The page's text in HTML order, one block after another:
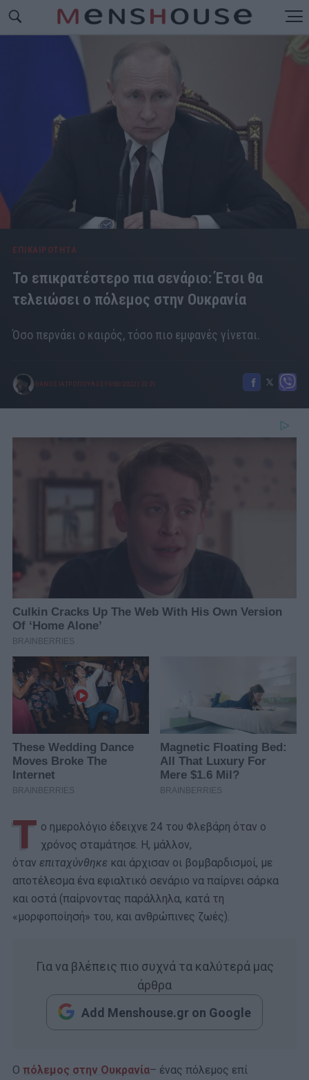
ΕΠΙΚΑΙΡΟΤΗΤΑ
Το επικρατέστερο πια σενάριο: Έτσι θα
τελειώσει ο πόλεμος στην Ουκρανία
Όσο περνάει ο καιρός, τόσο πιο εμφανές γίνεται.
ΘΑΝΟΣ ΙΑΤΡΟΠΟΥΛΟΣ 19/03/2022 23:21
Τ ο ημερολόγιο έδειχνε 24 του Φλεβάρη όταν ο
χρόνος σταμάτησε. Η, μάλλον,
όταν επιταχύνθηκε και άρχισαν οι βομβαρδισμοί, με
αποτέλεσμα ένα εφιαλτικό σενάριο να παίρνει σάρκα
και οστά (παίρνοντας παράλληλα, κατά τη
«μορφοποίησή» του, και ανθρώπινες ζωές).
Για να βλέπεις πιο συχνά τα καλύτερά μας
άρθρα
Add Menshouse.gr on Google
Ο πόλεμος στην Ουκρανία– ένας πόλεμος επί